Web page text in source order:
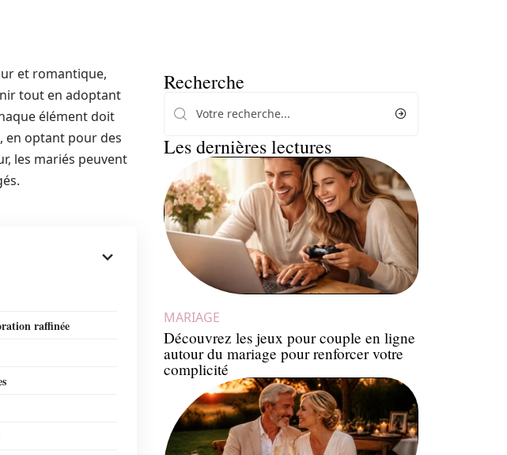
et romantique,
tout en adoptant
élément doit
en optant pour des
les mariés peuvent
raffinée
Recherche
Les dernières lectures
MARIAGE
Découvrez les jeux pour couple en ligne
autour du mariage pour renforcer votre
complicité